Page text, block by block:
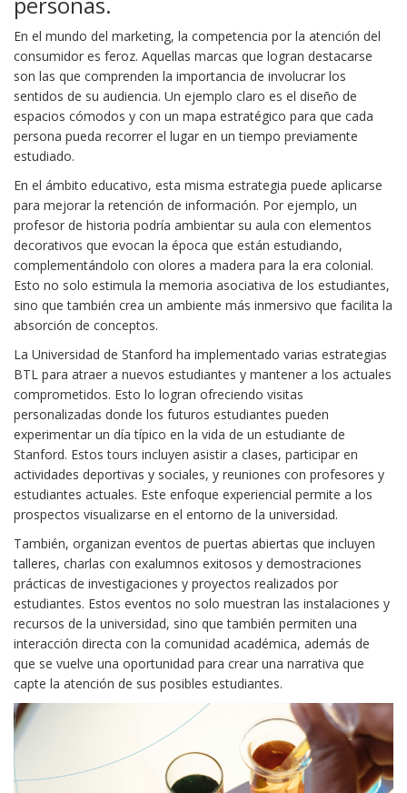
En el mundo del marketing, la competencia por la atención del
consumidor es feroz. Aquellas marcas que logran destacarse
son las que comprenden la importancia de involucrar los
sentidos de su audiencia. Un ejemplo claro es el diseño de
espacios cómodos y con un mapa estratégico para que cada
persona pueda recorrer el lugar en un tiempo previamente
estudiado.
En el ámbito educativo, esta misma estrategia puede aplicarse
para mejorar la retención de información. Por ejemplo, un
profesor de historia podría ambientar su aula con elementos
decorativos que evocan la época que están estudiando,
complementándolo con olores a madera para la era colonial.
Esto no solo estimula la memoria asociativa de los estudiantes,
sino que también crea un ambiente más inmersivo que facilita la
absorción de conceptos.
La Universidad de Stanford ha implementado varias estrategias
BTL para atraer a nuevos estudiantes y mantener a los actuales
comprometidos. Esto lo logran ofreciendo visitas
personalizadas donde los futuros estudiantes pueden
experimentar un día típico en la vida de un estudiante de
Stanford. Estos tours incluyen asistir a clases, participar en
actividades deportivas y sociales, y reuniones con profesores y
estudiantes actuales. Este enfoque experiencial permite a los
prospectos visualizarse en el entorno de la universidad.
También, organizan eventos de puertas abiertas que incluyen
talleres, charlas con exalumnos exitosos y demostraciones
prácticas de investigaciones y proyectos realizados por
estudiantes. Estos eventos no solo muestran las instalaciones y
recursos de la universidad, sino que también permiten una
interacción directa con la comunidad académica, además de
que se vuelve una oportunidad para crear una narrativa que
capte la atención de sus posibles estudiantes.